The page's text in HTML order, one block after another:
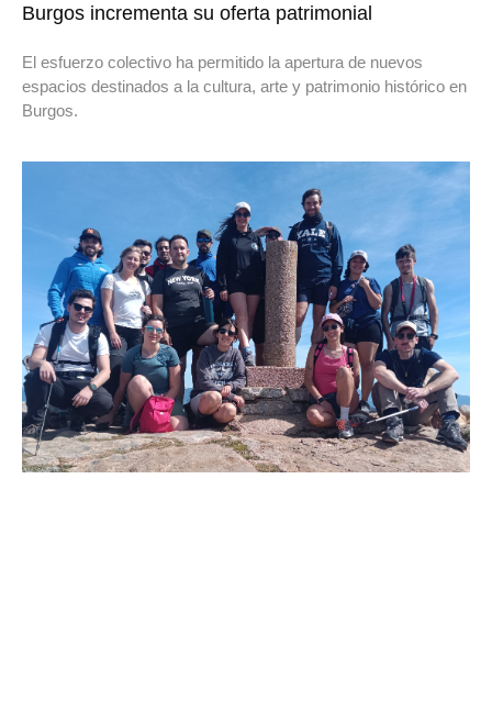
Burgos incrementa su oferta patrimonial
El esfuerzo colectivo ha permitido la apertura de nuevos
espacios destinados a la cultura, arte y patrimonio histórico en
Burgos.